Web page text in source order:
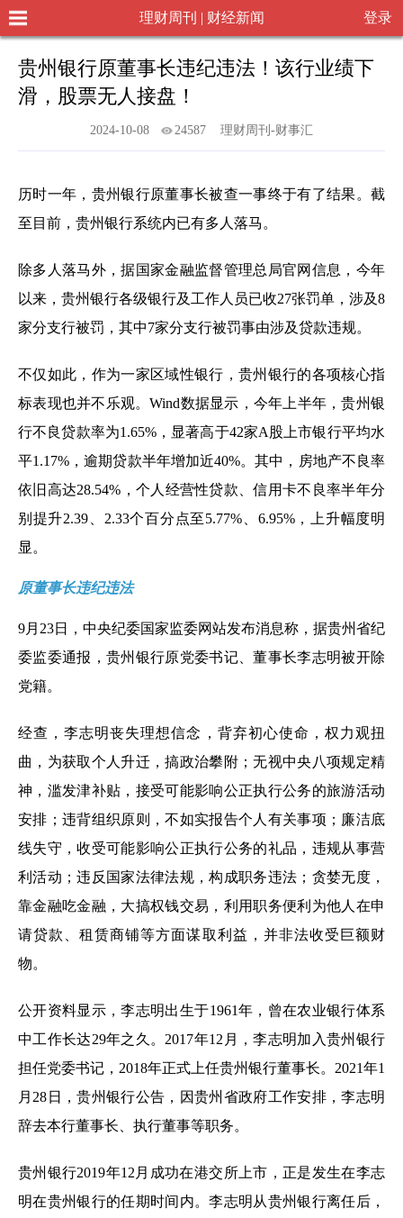
理财周刊 | 财经新闻 登录
贵州银行原董事长违纪违法！该行业绩下
滑，股票无人接盘！
2024-10-08 24587理财周刊-财事汇
历时一年，贵州银行原董事长被查一事终于有了结果。截
至目前，贵州银行系统内已有多人落马。
除多人落马外，据国家金融监督管理总局官网信息，今年
以来，贵州银行各级银行及工作人员已收27张罚单，涉及8
家分支行被罚，其中7家分支行被罚事由涉及贷款违规。
不仅如此，作为一家区域性银行，贵州银行的各项核心指
标表现也并不乐观。Wind数据显示，今年上半年，贵州银
行不良贷款率为1.65%，显著高于42家A股上市银行平均水
平1.17%，逾期贷款半年增加近40%。其中，房地产不良率
依旧高达28.54%，个人经营性贷款、信用卡不良率半年分
别提升2.39、2.33个百分点至5.77%、6.95%，上升幅度明
显。
原董事长违纪违法
9月23日，中央纪委国家监委网站发布消息称，据贵州省纪
委监委通报，贵州银行原党委书记、董事长李志明被开除
党籍。
经查，李志明丧失理想信念，背弃初心使命，权力观扭
曲，为获取个人升迁，搞政治攀附；无视中央八项规定精
神，滥发津补贴，接受可能影响公正执行公务的旅游活动
安排；违背组织原则，不如实报告个人有关事项；廉洁底
线失守，收受可能影响公正执行公务的礼品，违规从事营
利活动；违反国家法律法规，构成职务违法；贪婪无度，
靠金融吃金融，大搞权钱交易，利用职务便利为他人在申
请贷款、租赁商铺等方面谋取利益，并非法收受巨额财
物。
公开资料显示，李志明出生于1961年，曾在农业银行体系
中工作长达29年之久。2017年12月，李志明加入贵州银行
担任党委书记，2018年正式上任贵州银行董事长。2021年1
月28日，贵州银行公告，因贵州省政府工作安排，李志明
辞去本行董事长、执行董事等职务。
贵州银行2019年12月成功在港交所上市，正是发生在李志
明在贵州银行的任期时间内。李志明从贵州银行离任后，